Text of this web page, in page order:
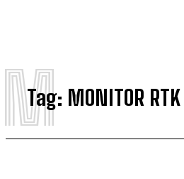
Tag: MONITOR RTK
M